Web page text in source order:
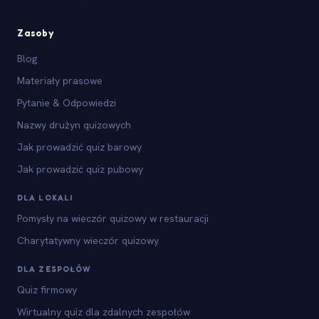
Zasoby
Blog
Materiały prasowe
Pytanie & Odpowiedzi
Nazwy drużyn quizowych
Jak prowadzić quiz barowy
Jak prowadzić quiz pubowy
DLA LOKALI
Pomysły na wieczór quizowy w restauracji
Charytatywny wieczór quizowy
DLA ZESPOŁÓW
Quiz firmowy
Wirtualny quiz dla zdalnych zespołów